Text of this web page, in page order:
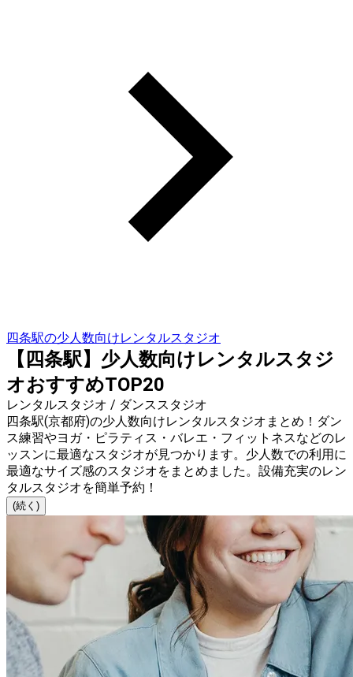
四条駅の少人数向けレンタルスタジオ
【四条駅】少人数向けレンタルスタジ
オおすすめTOP20
レンタルスタジオ / ダンススタジオ
四条駅(京都府)の少人数向けレンタルスタジオまとめ！ダン
ス練習やヨガ・ピラティス・バレエ・フィットネスなどのレ
ッスンに最適なスタジオが見つかります。少人数での利用に
最適なサイズ感のスタジオをまとめました。設備充実のレン
タルスタジオを簡単予約！
(続く)